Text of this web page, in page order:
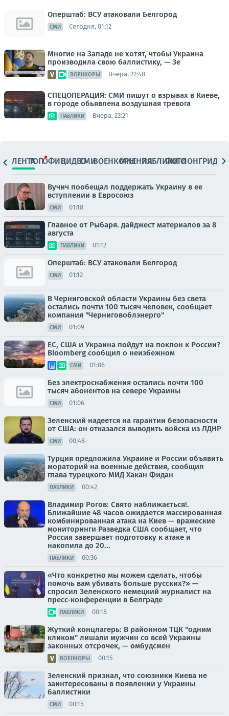
Оперштаб: ВСУ атаковали Белгород
СМИ Сегодня, 01:12
Многие на Западе не хотят, чтобы Украина
производила свою баллистику, — Зе
ВОЕНКОРЫ Вчера, 22:48
СПЕЦОПЕРАЦИЯ: СМИ пишут о взрывах в Киеве,
в городе обьявлена воздушная тревога
ПАБЛИКИ Вчера, 23:21
ЛЕНТАТОПОФИЦ.ВИДЕОСМИВОЕНКОРЫМНЕНИЯПАБЛИКИ
ФОТОЛОНГРИДЫ
Вучич пообещал поддержать Украину в ее
вступлении в Евросоюз
СМИ 01:18
Главное от Рыбаря. дайджест материалов за 8
августа
ПАБЛИКИ 01:12
Оперштаб: ВСУ атаковали Белгород
СМИ 01:12
В Черниговской области Украины без света
остались почти 100 тысяч человек, сообщает
компания "Черниговоблэнерго"
СМИ 01:09
ЕС, США и Украина пойдут на поклон к России?
Bloomberg сообщил о неизбежном
СМИ 01:06
Без электроснабжения остались почти 100
тысяч абонентов на севере Украины
СМИ 01:06
Зеленский надеется на гарантии безопасности
от США: он отказался выводить войска из ЛДНР
СМИ 00:48
Турция предложила Украине и России объявить
мораторий на военные действия, сообщил
глава турецкого МИД Хакан Фидан
ПАБЛИКИ 00:42
Владимир Рогов: Свято наближається!.
Ближайшие 48 часов ожидается массированная
комбинированная атака на Киев — вражеские
мониторинги Разведка США сообщает, что
Россия завершает подготовку к атаке и
накопила до 20...
ПАБЛИКИ 00:36
«Что конкретно мы можем сделать, чтобы
помочь вам убивать больше русских?» —
спросил Зеленского немецкий журналист на
пресс-конференции в Белграде
ПАБЛИКИ 00:18
Жуткий концлагерь: В районном ТЦК "одним
кликом" лишали мужчин со всей Украины
законных отсрочек, — омбудсмен
ВОЕНКОРЫ 00:15
Зеленский признал, что союзники Киева не
заинтересованы в появлении у Украины
баллистики
СМИ 00:15